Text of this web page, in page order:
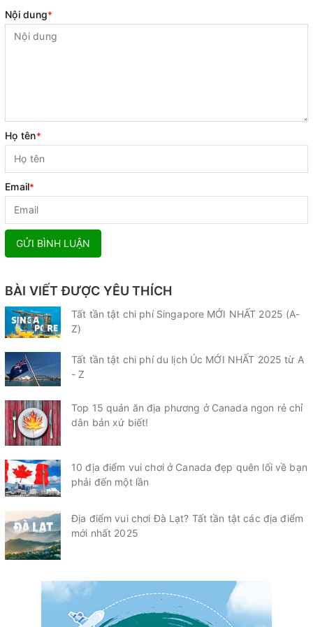
Nội dung*
Họ tên*
Email*
GỬI BÌNH LUẬN
BÀI VIẾT ĐƯỢC YÊU THÍCH
Tất tần tật chi phí Singapore MỚI NHẤT 2025 (A-
Z)
Tất tần tật chi phí du lịch Úc MỚI NHẤT 2025 từ A
- Z
Top 15 quán ăn địa phương ở Canada ngon rẻ chỉ
dân bản xứ biết!
10 địa điểm vui chơi ở Canada đẹp quên lối về bạn
phải đến một lần
Địa điểm vui chơi Đà Lạt? Tất tần tật các địa điểm
mới nhất 2025